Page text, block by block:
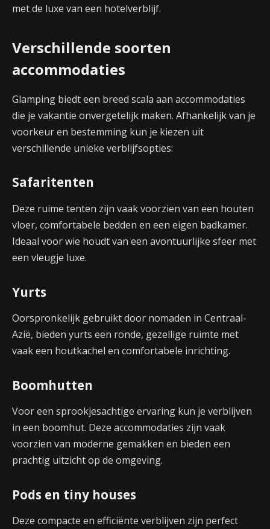
met de luxe van een hotelverblijf.
Verschillende soorten
accommodaties
Glamping biedt een breed scala aan accommodaties
die je vakantie onvergetelijk maken. Afhankelijk van je
voorkeur en bestemming kun je kiezen uit
verschillende unieke verblijfsopties:
Safaritenten
Deze ruime tenten zijn vaak voorzien van een houten
vloer, comfortabele bedden en een eigen badkamer.
Ideaal voor wie houdt van een avontuurlijke sfeer met
een vleugje luxe.
Yurts
Oorspronkelijk gebruikt door nomaden in Centraal-
Azië, bieden yurts een ronde, gezellige ruimte met
vaak een houtkachel en comfortabele inrichting.
Boomhutten
Voor een sprookjesachtige ervaring kun je verblijven
in een boomhut. Deze accommodaties zijn vaak
voorzien van moderne gemakken en bieden een
prachtig uitzicht op de omgeving.
Pods en tiny houses
Deze compacte en efficiënte verblijven zijn perfect